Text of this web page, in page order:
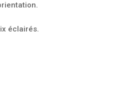
éclairés.